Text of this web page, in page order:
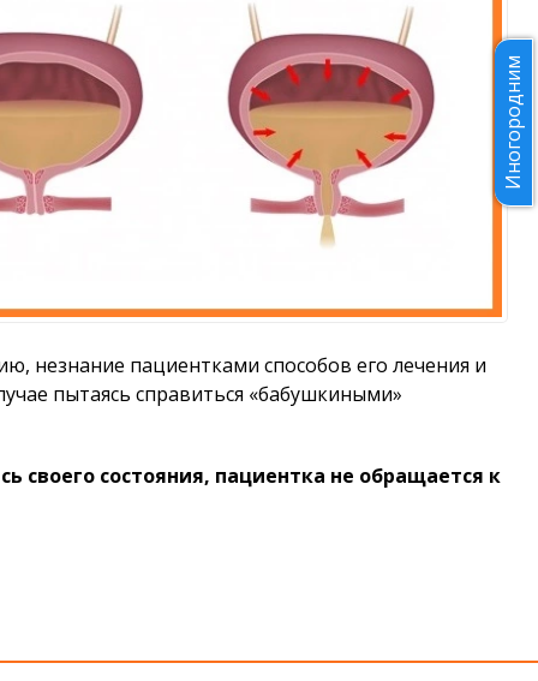
незнание пациентками способов его лечения и
пытаясь справиться «бабушкиными»
состояния, пациентка не обращается к
Иногородним